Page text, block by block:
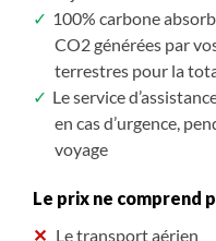
100% carbone
CO2 générées par
terrestres pour la
Le service
en cas d’urgence,
voyage
Le prix ne comprend
Le transport aérien